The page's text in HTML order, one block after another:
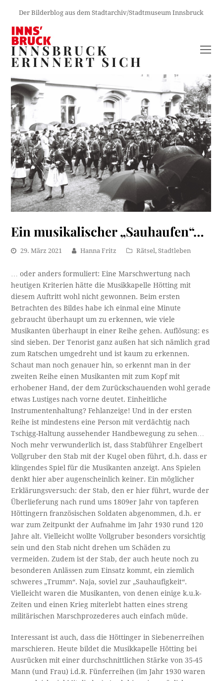
Der Bilderblog aus dem Stadtarchiv/Stadtmuseum Innsbruck
INNSBRUCK
ERINNERT SICH
Ein musikalischer „Sauhaufen“…
29. März 2021 Hanna Fritz Rätsel,Stadtleben
… oder anders formuliert: Eine Marschwertung nach
heutigen Kriterien hätte die Musikkapelle Hötting mit
diesem Auftritt wohl nicht gewonnen. Beim ersten
Betrachten des Bildes habe ich einmal eine Minute
gebraucht überhaupt um zu erkennen, wie viele
Musikanten überhaupt in einer Reihe gehen. Auflösung: es
sind sieben. Der Tenorist ganz außen hat sich nämlich grad
zum Ratschen umgedreht und ist kaum zu erkennen.
Schaut man noch genauer hin, so erkennt man in der
zweiten Reihe einen Musikanten mit zum Kopf mit
erhobener Hand, der dem Zurückschauenden wohl gerade
etwas Lustiges nach vorne deutet. Einheitliche
Instrumentenhaltung? Fehlanzeige! Und in der ersten
Reihe ist mindestens eine Person mit verdächtig nach
Tschigg-Haltung aussehender Handbewegung zu sehen…
Noch mehr verwunderlich ist, dass Stabführer Engelbert
Vollgruber den Stab mit der Kugel oben führt, d.h. dass er
klingendes Spiel für die Musikanten anzeigt. Ans Spielen
denkt hier aber augenscheinlich keiner. Ein möglicher
Erklärungsversuch: der Stab, den er hier führt, wurde der
Überlieferung nach rund ums 1809er Jahr von tapferen
Höttingern französischen Soldaten abgenommen, d.h. er
war zum Zeitpunkt der Aufnahme im Jahr 1930 rund 120
Jahre alt. Vielleicht wollte Vollgruber besonders vorsichtig
sein und den Stab nicht drehen um Schäden zu
vermeiden. Zudem ist der Stab, der auch heute noch zu
besonderen Anlässen zum Einsatz kommt, ein ziemlich
schweres „Trumm“. Naja, soviel zur „Sauhaufigkeit“.
Vielleicht waren die Musikanten, von denen einige k.u.k-
Zeiten und einen Krieg miterlebt hatten eines streng
militärischen Marschprozederes auch einfach müde.
Interessant ist auch, dass die Höttinger in Siebenerreihen
marschieren. Heute bildet die Musikkapelle Hötting bei
Ausrücken mit einer durchschnittlichen Stärke von 35-45
Mann (und Frau) i.d.R. Fünferreihen (im Jahr 1930 waren